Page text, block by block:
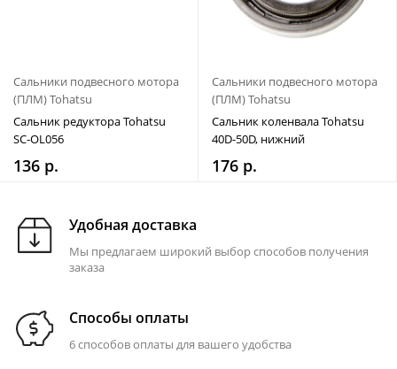
Сальники подвесного мотора
(ПЛМ) Tohatsu
Сальник редуктора Tohatsu
SC-OL056
136 р.
Сальники подвесного мотора
(ПЛМ) Tohatsu
Сальник коленвала Tohatsu
40D-50D, нижний
176 р.
Удобная доставка
Мы предлагаем широкий выбор способов получения
заказа
Способы оплаты
6 способов оплаты для вашего удобства